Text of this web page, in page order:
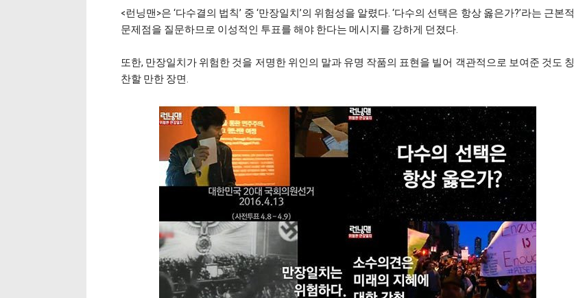
<런닝맨>은 ‘다수결의 법칙’ 중 ‘만장일치’의 위험성을 알렸다. ‘다수의 선택은 항상 옳은가?’라는 근본적
문제점을 질문하므로 이성적인 투표를 해야 한다는 메시지를 강하게 던졌다.
또한, 만장일치가 위험한 것을 저명한 위인의 말과 유명 작품의 표현을 빌어 객관적으로 보여준 것도 칭
찬할 만한 장면.